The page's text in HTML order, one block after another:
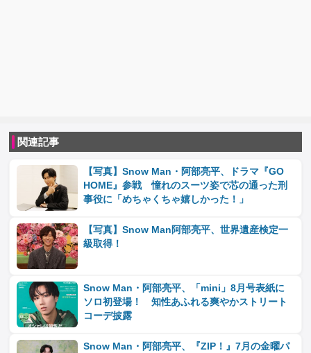
関連記事
【写真】Snow Man・阿部亮平、ドラマ『GO
HOME』参戦 憧れのスーツ姿で芯の通った刑
事役に「めちゃくちゃ嬉しかった！」
【写真】Snow Man阿部亮平、世界遺産検定一
級取得！
Snow Man・阿部亮平、「mini」8月号表紙に
ソロ初登場！ 知性あふれる爽やかストリート
コーデ披露
Snow Man・阿部亮平、『ZIP！』7月の金曜パ